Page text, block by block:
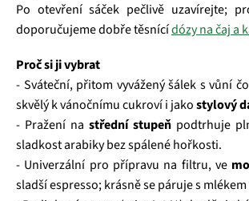
Po otevření sáček pečlivě uzavírejte;
doporučujeme dobře těsnícídózy na čaj a
Proč si ji vybrat
- Sváteční, přitom vyvážený šálek s vůní
skvělý k vánočnímu cukroví i jakostylový
- Pražení na střední stupeň podtrhuje
sladkost arabiky bez spálené hořkosti.
- Univerzální pro přípravu na filtru, ve
sladší espresso; krásně se páruje s